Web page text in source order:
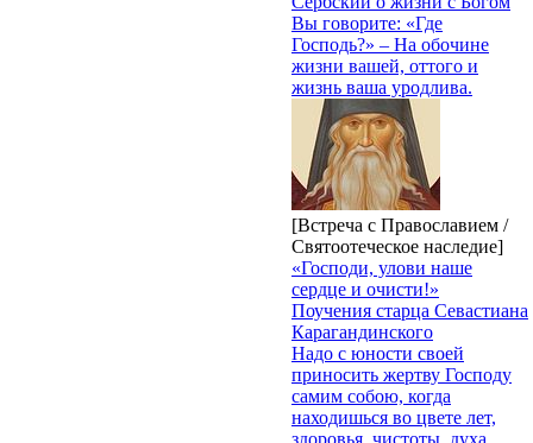
Вы говорите: «Где
Господь?» – На обочине
жизни вашей, оттого и
жизнь ваша уродлива.
[Встреча с Православием /
Святоотеческое наследие]
«Господи, улови наше
сердце и очисти!»
Поучения старца Севастиана
Карагандинского
Надо с юности своей
приносить жертву Господу
самим собою, когда
находишься во цвете лет,
здоровья, чистоты, духа